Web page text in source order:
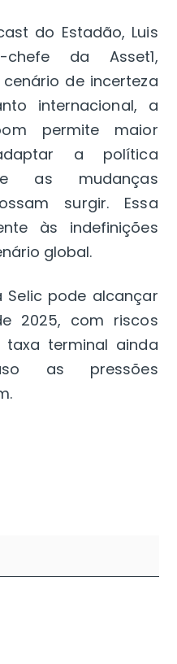
do Estadão, Luis
chefe da Asset1,
de incerteza
internacional, a
permite maior
a política
as mudanças
surgir. Essa
às indefinições
global.
Selic pode alcançar
2025, com riscos
terminal ainda
as pressões